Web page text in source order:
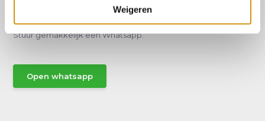
Weigeren
Hulp of advies nodig?
Vraag het een van onze specialisten!
Stuur gemakkelijk een Whatsapp.
Open whatsapp